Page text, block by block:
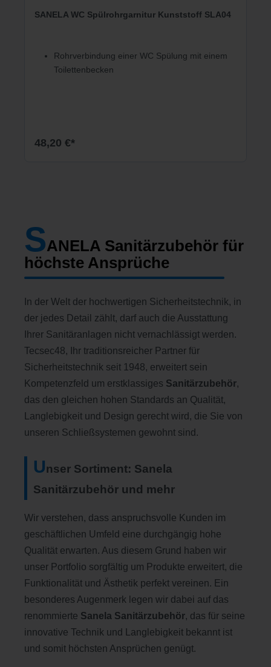
SANELA WC Spülrohrgarnitur Kunststoff SLA04
Rohrverbindung einer WC Spülung mit einem
Toilettenbecken
48,20 €*
SANELA Sanitärzubehör für
höchste Ansprüche
In der Welt der hochwertigen Sicherheitstechnik, in
der jedes Detail zählt, darf auch die Ausstattung
Ihrer Sanitäranlagen nicht vernachlässigt werden.
Tecsec48, Ihr traditionsreicher Partner für
Sicherheitstechnik seit 1948, erweitert sein
Kompetenzfeld um erstklassiges Sanitärzubehör,
das den gleichen hohen Standards an Qualität,
Langlebigkeit und Design gerecht wird, die Sie von
unseren Schließsystemen gewohnt sind.
Unser Sortiment: Sanela
Sanitärzubehör und mehr
Wir verstehen, dass anspruchsvolle Kunden im
geschäftlichen Umfeld eine durchgängig hohe
Qualität erwarten. Aus diesem Grund haben wir
unser Portfolio sorgfältig um Produkte erweitert, die
Funktionalität und Ästhetik perfekt vereinen. Ein
besonderes Augenmerk legen wir dabei auf das
renommierte Sanela Sanitärzubehör, das für seine
innovative Technik und Langlebigkeit bekannt ist
und somit höchsten Ansprüchen genügt.